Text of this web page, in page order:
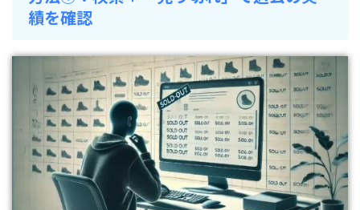
績を確認